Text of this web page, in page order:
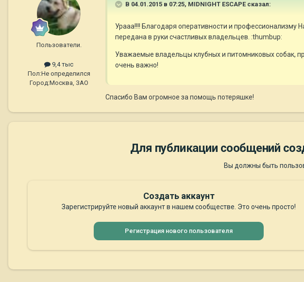
Пользователи.
9,4 тыс
Пол:Не определился
Город:Москва, ЗАО
В 04.01.2015 в 07:25, MIDNIGHT ESCAPE сказал:
Урааа!!!! Благодаря оперативности и
передана в руки счастливых владельцев. :thumbup:
Уважаемые владельцы клубных и питомниковых собак,
очень важно!
Спасибо Вам огромное за помощь потеряшке!
Для публикации сообщений
Вы должны быть
Создать аккаунт
Зарегистрируйте новый аккаунт в нашем сообществе. Это очень просто!
Регистрация нового пользователя